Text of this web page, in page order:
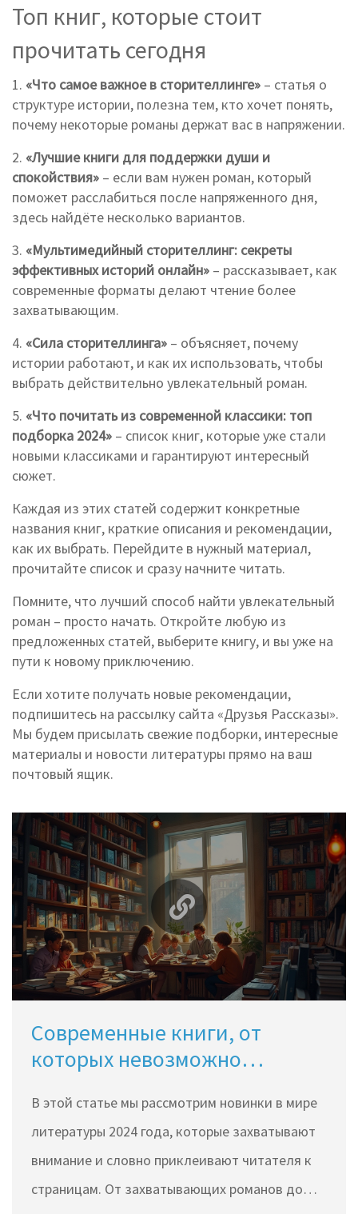
Топ книг, которые стоит
прочитать сегодня
1. «Что самое важное в сторителлинге» – статья о
структуре истории, полезна тем, кто хочет понять,
почему некоторые романы держат вас в напряжении.
2. «Лучшие книги для поддержки души и
спокойствия» – если вам нужен роман, который
поможет расслабиться после напряженного дня,
здесь найдёте несколько вариантов.
3. «Мультимедийный сторителлинг: секреты
эффективных историй онлайн» – рассказывает, как
современные форматы делают чтение более
захватывающим.
4. «Сила сторителлинга» – объясняет, почему
истории работают, и как их использовать, чтобы
выбрать действительно увлекательный роман.
5. «Что почитать из современной классики: топ
подборка 2024» – список книг, которые уже стали
новыми классиками и гарантируют интересный
сюжет.
Каждая из этих статей содержит конкретные
названия книг, краткие описания и рекомендации,
как их выбрать. Перейдите в нужный материал,
прочитайте список и сразу начните читать.
Помните, что лучший способ найти увлекательный
роман – просто начать. Откройте любую из
предложенных статей, выберите книгу, и вы уже на
пути к новому приключению.
Если хотите получать новые рекомендации,
подпишитесь на рассылку сайта «Друзья Рассказы».
Мы будем присылать свежие подборки, интересные
материалы и новости литературы прямо на ваш
почтовый ящик.
Современные книги, от
которых невозможно
В этой статье мы рассмотрим новинки в мире
литературы 2024 года, которые захватывают
внимание и словно приклеивают читателя к
страницам. От захватывающих романов до